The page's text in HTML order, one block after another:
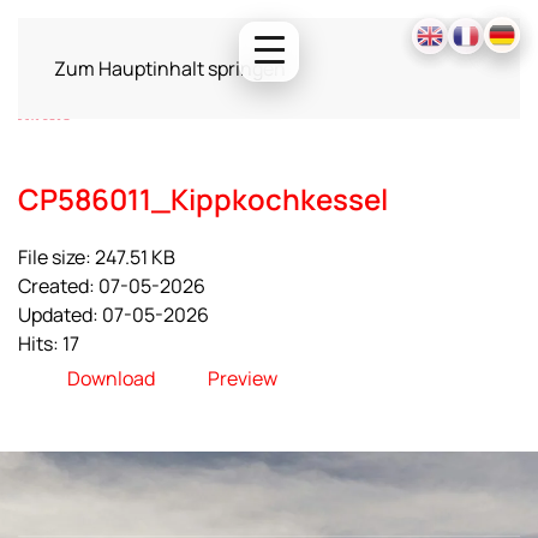
Zum Hauptinhalt springen
CP586011_Kippkochkessel
File size: 247.51 KB
Created: 07-05-2026
Updated: 07-05-2026
Hits: 17
Download
Preview